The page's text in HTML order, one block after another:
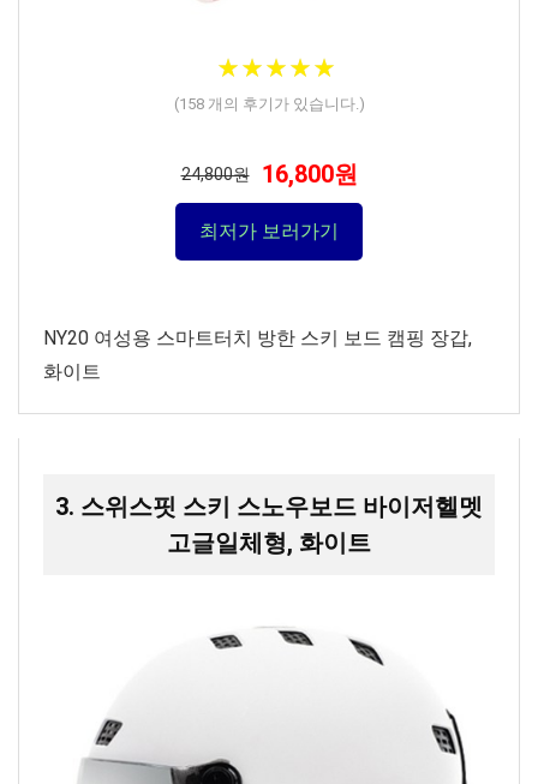
★★★★★
★★★★★
(158개의 후기가 있습니다.)
24,800원 16,800원
최저가 보러가기
NY20 여성용 스마트터치 방한 스키 보드 캠핑 장갑,
화이트
3. 스위스핏 스키 스노우보드 바이저헬멧
고글일체형, 화이트